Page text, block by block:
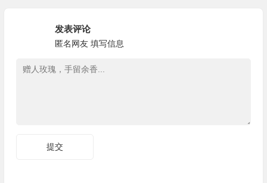
发表评论
匿名网友 填写信息